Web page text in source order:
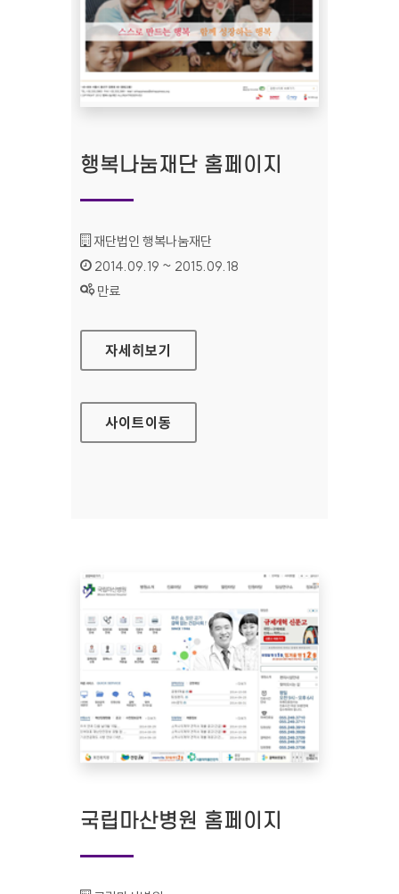
행복나눔재단 홈페이지
기관명 :
재단법인 행복나눔재단
인증기간 :
2014.09.19 ~ 2015.09.18
상태 :
만료
행복나눔재단 홈페이지
자세히보기
사이트이동
국립마산병원 홈페이지